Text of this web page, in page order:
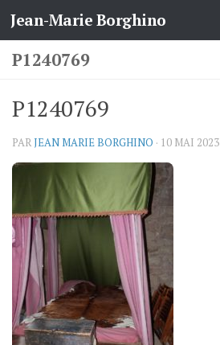
Skip to content
Jean-Marie Borghino
P1240769
P1240769
PARJEAN MARIE BORGHINO · 10 MAI 2023